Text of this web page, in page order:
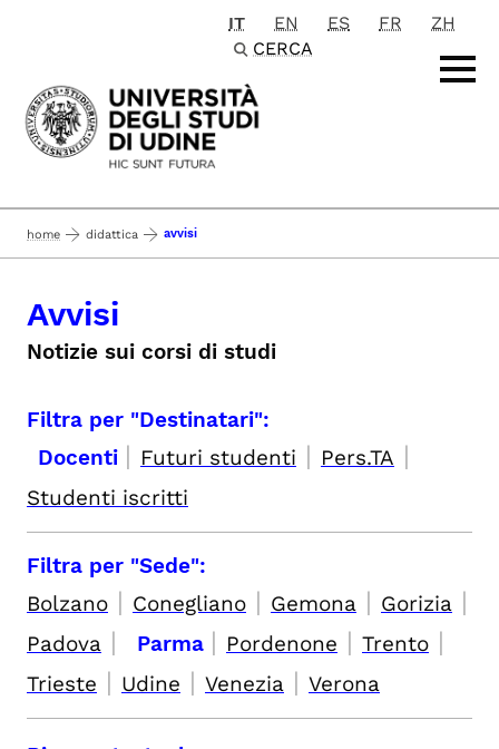
Passa al contenuto principale
IT EN ES FR
ZH
CERCA
home didattica avvisi
Avvisi
Notizie sui corsi di studi
Filtra per "Destinatari":
Docenti | Futuri studenti | Pers.TA |
Studenti iscritti
Filtra per "Sede":
Bolzano | Conegliano | Gemona | Gorizia |
Padova | Parma | Pordenone | Trento |
Trieste | Udine | Venezia | Verona